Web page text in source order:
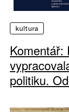
kultura
politiku.